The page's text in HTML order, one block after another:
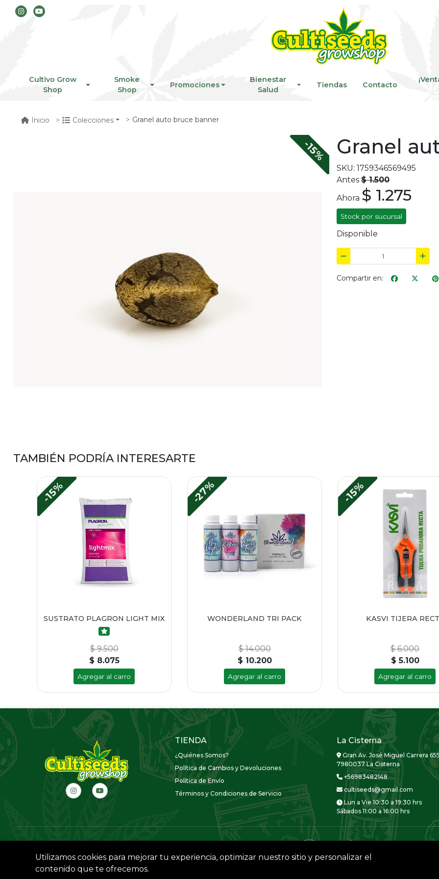
Cultivo Grow
Shop
Smoke
Shop
Promociones
Bienestar
Salud
Tiendas Contacto
Inicio Colecciones Granel auto bruce banner
-15% Granel
SKU: 1759346569495
Antes $ 1.500
Ahora $ 1.275
Stock por sucursal
Disponible
Compartir en:
TAMBIÉN PODRÍA INTERESARTE
-15%
SUSTRATO PLAGRON LIGHT MIX
$ 9.500
$ 8.075
Agregar al carro
-27%
WONDERLAND TRI PACK
$ 14.000
$ 10.200
Agregar al carro
-15%
KASVI TIJERA
$ 6.000
$ 5.100
Agregar al carro
TIENDA
¿Quiénes Somos?
Política de Cambios y Devoluciones
Política de Envío
Términos y Condiciones de Servicio
La Cisterna
Gran Av. José Miguel Carrera
7980037 La Cisterna
+56983482148
cultiseeds@gmail.com
Lun a Vie 10:30 a 19:30 hrs
Sábados 11:00 a 16:00 hrs
Utilizamos cookies para mejorar tu experiencia, optimizar nuestro sitio y personalizar el
contenido que te ofrecemos.